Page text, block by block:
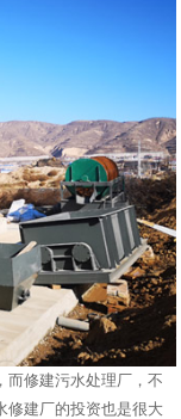
而修建污水处理厂，不
修建厂的投资也是很大